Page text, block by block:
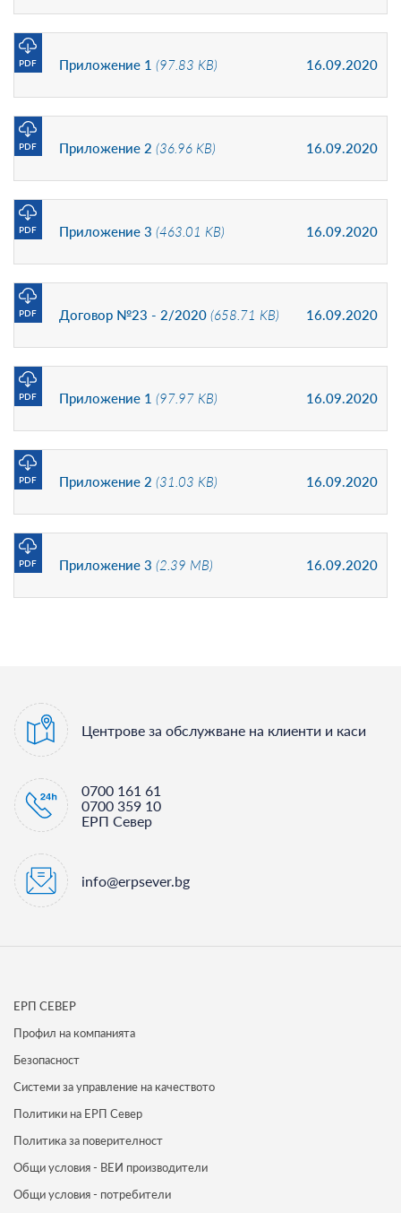
Приложение 1 (97.83 KB) 16.09.2020
PDF
Приложение 2 (36.96 KB) 16.09.2020
PDF
Приложение 3 (463.01 KB) 16.09.2020
PDF
Договор №23 - 2/2020 (658.71 KB) 16.09.2020
PDF
Приложение 1 (97.97 KB) 16.09.2020
PDF
Приложение 2 (31.03 KB) 16.09.2020
PDF
Приложение 3 (2.39 MB) 16.09.2020
PDF
Центрове за обслужване на клиенти и каси
0700 161 61
0700 359 10
ЕРП Север
info@erpsever.bg
ЕРП СЕВЕР
Профил на компанията
Безопасност
Системи за управление на качеството
Политики на ЕРП Север
Политика за поверителност
Общи условия - ВЕИ производители
Общи условия - потребители